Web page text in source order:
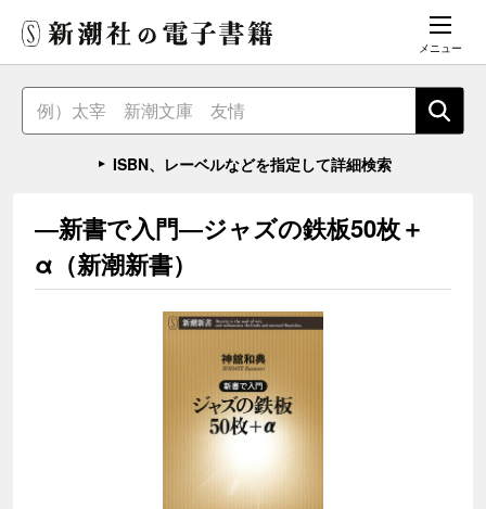
メニュー
ISBN、レーベルなどを指定して詳細検索
―新書で入門―ジャズの鉄板50枚＋
α（新潮新書）